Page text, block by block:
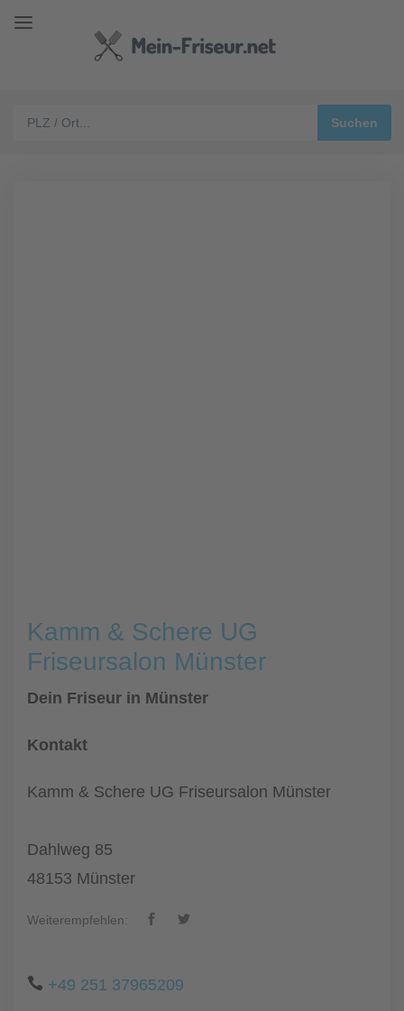
Kamm & Schere UG
Friseursalon Münster
Dein Friseur in Münster
Kontakt
Kamm & Schere UG Friseursalon Münster
Dahlweg 85
48153 Münster
Weiterempfehlen:
+49 251 37965209